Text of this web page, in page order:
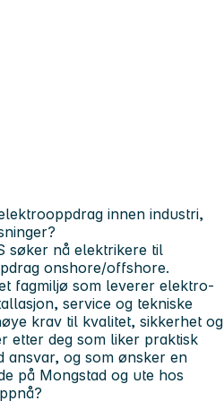
innen industri,
søker nå elektrikere til
onshore/offshore.
fagmiljø som leverer elektro-
service og tekniske
krav til kvalitet, sikkerhet og
etter deg som liker praktisk
ansvar, og som ønsker en
på Mongstad og ute hos